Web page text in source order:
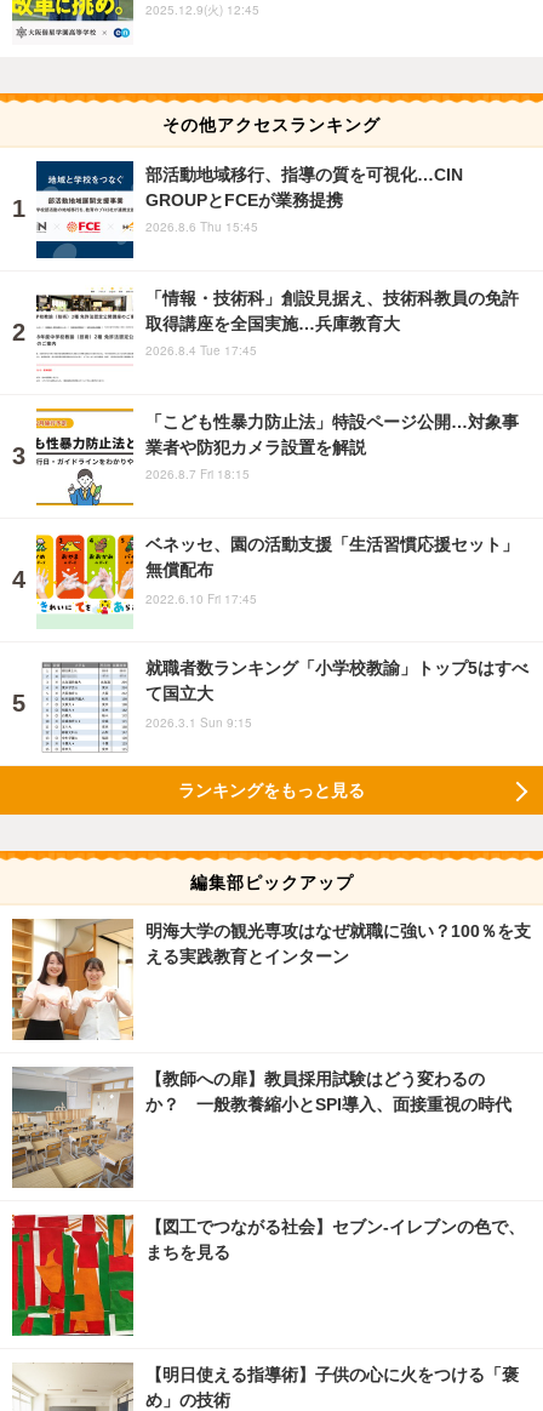
2025.12.9(火) 12:45
その他アクセスランキング
部活動地域移行、指導の質を可視化…CIN
GROUPとFCEが業務提携
2026.8.6 Thu 15:45
「情報・技術科」創設見据え、技術科教員の免許
取得講座を全国実施…兵庫教育大
2026.8.4 Tue 17:45
「こども性暴力防止法」特設ページ公開…対象事
業者や防犯カメラ設置を解説
2026.8.7 Fri 18:15
ベネッセ、園の活動支援「生活習慣応援セット」
無償配布
2022.6.10 Fri 17:45
就職者数ランキング「小学校教諭」トップ5はすべ
て国立大
2026.3.1 Sun 9:15
ランキングをもっと見る
編集部ピックアップ
明海大学の観光専攻はなぜ就職に強い？100％を支
える実践教育とインターン
【教師への扉】教員採用試験はどう変わるの
か？ 一般教養縮小とSPI導入、面接重視の時代
【図工でつながる社会】セブン‐イレブンの色で、
まちを見る
【明日使える指導術】子供の心に火をつける「褒
め」の技術